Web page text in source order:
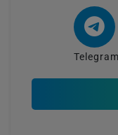
Telegram